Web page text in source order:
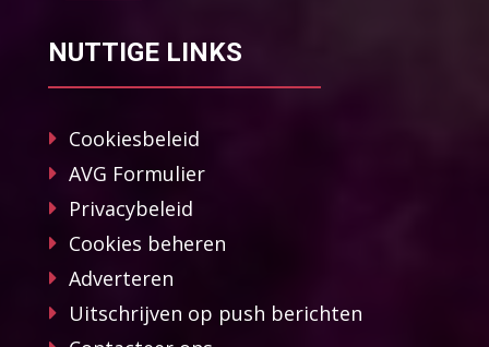
NUTTIGE LINKS
Cookiesbeleid
AVG Formulier
Privacybeleid
Cookies beheren
Adverteren
Uitschrijven op push berichten